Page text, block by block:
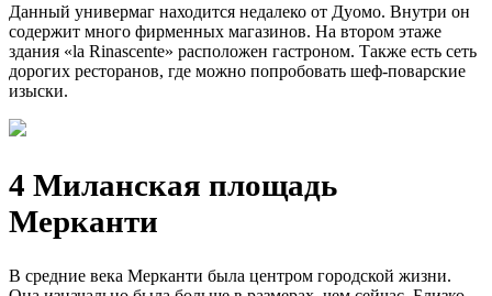
Данный универмаг находится недалеко от Дуомо. Внутри он
содержит много фирменных магазинов. На втором этаже
здания «la Rinascente» расположен гастроном. Также есть сеть
дорогих ресторанов, где можно попробовать шеф-поварские
изыски.
4 Миланская площадь
Мерканти
В средние века Мерканти была центром городской жизни.